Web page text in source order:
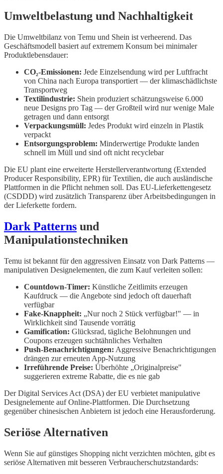
Umweltbelastung und Nachhaltigkeit
Die Umweltbilanz von Temu und Shein ist verheerend. Das
Geschäftsmodell basiert auf extremem Konsum bei minimaler
Produktlebensdauer:
CO₂-Emissionen: Jede Einzelsendung wird per Luftfracht
von China nach Europa transportiert — der klimaschädlichste
Transportweg
Textilindustrie: Shein produziert schätzungsweise 6.000
neue Designs pro Tag — der Großteil wird nur wenige Male
getragen und dann entsorgt
Verpackungsmüll: Jedes Produkt wird einzeln in Plastik
verpackt
Entsorgungsproblem: Minderwertige Produkte landen
schnell im Müll und sind oft nicht recyclebar
Die EU plant eine erweiterte Herstellerverantwortung (Extended
Producer Responsibility, EPR) für Textilien, die auch ausländische
Plattformen in die Pflicht nehmen soll. Das EU-Lieferkettengesetz
(CSDDD) wird zusätzlich Transparenz über Arbeitsbedingungen in
der Lieferkette fordern.
Dark Patterns und
Manipulationstechniken
Temu ist bekannt für den aggressiven Einsatz von Dark Patterns —
manipulativen Designelementen, die zum Kauf verleiten sollen:
Countdown-Timer: Künstliche Zeitlimits erzeugen
Kaufdruck — die Angebote sind jedoch oft dauerhaft
verfügbar
Fake-Knappheit: „Nur noch 2 Stück verfügbar!" — in
Wirklichkeit sind Tausende vorrätig
Gamification: Glücksrad, tägliche Belohnungen und
Coupons erzeugen suchtähnliches Verhalten
Push-Benachrichtigungen: Aggressive Benachrichtigungen
drängen zur erneuten App-Nutzung
Irreführende Preise: Überhöhte „Originalpreise"
suggerieren extreme Rabatte, die es nie gab
Der Digital Services Act (DSA) der EU verbietet manipulative
Designelemente auf Online-Plattformen. Die Durchsetzung
gegenüber chinesischen Anbietern ist jedoch eine Herausforderung.
Seriöse Alternativen
Wenn Sie auf günstiges Shopping nicht verzichten möchten, gibt es
seriöse Alternativen mit besseren Verbraucherschutzstandards: